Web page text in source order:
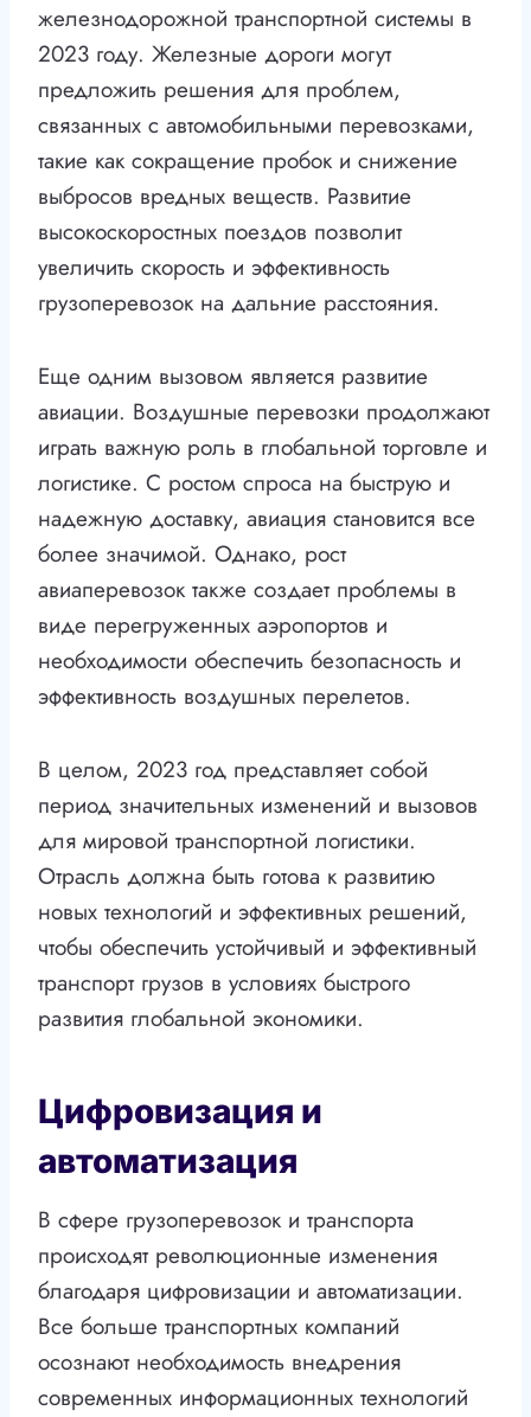
железнодорожной транспортной системы в
2023 году. Железные дороги могут
предложить решения для проблем,
связанных с автомобильными перевозками,
такие как сокращение пробок и снижение
выбросов вредных веществ. Развитие
высокоскоростных поездов позволит
увеличить скорость и эффективность
грузоперевозок на дальние расстояния.
Еще одним вызовом является развитие
авиации. Воздушные перевозки продолжают
играть важную роль в глобальной торговле и
логистике. С ростом спроса на быструю и
надежную доставку, авиация становится все
более значимой. Однако, рост
авиаперевозок также создает проблемы в
виде перегруженных аэропортов и
необходимости обеспечить безопасность и
эффективность воздушных перелетов.
В целом, 2023 год представляет собой
период значительных изменений и вызовов
для мировой транспортной логистики.
Отрасль должна быть готова к развитию
новых технологий и эффективных решений,
чтобы обеспечить устойчивый и эффективный
транспорт грузов в условиях быстрого
развития глобальной экономики.
Цифровизация и
автоматизация
В сфере грузоперевозок и транспорта
происходят революционные изменения
благодаря цифровизации и автоматизации.
Все больше транспортных компаний
осознают необходимость внедрения
современных информационных технологий